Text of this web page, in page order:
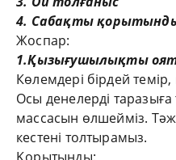
4. Сабақты
Жоспар:
1.Қызығушылықты
Көлемдері бірдей
Осы денелерді
массасын өлшейміз.
кестені толтырамыз.
Қорытынды: